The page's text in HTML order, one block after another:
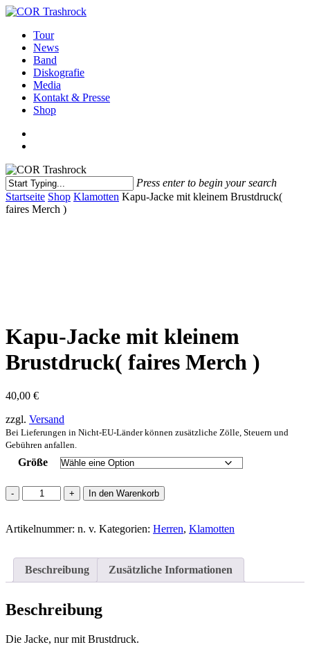
Skip
main
content
search
Menu
Tour
News
Band
Diskografie
Media
Kontakt & Presse
Shop
Press enter to begin your search
Close
Search
Startseite Shop Klamotten Kapu-Jacke mit kleinem Brustdruck(
faires Merch )
Kapu-Jacke mit kleinem
Brustdruck( faires Merch )
40,00 €
zzgl. Versand
Bei Lieferungen in Nicht-EU-Länder können zusätzliche Zölle, Steuern und
Gebühren anfallen.
Größe
Kapu-
Jacke
kleinem
Merch
)
In den Warenkorb
Artikelnummer: n. v. Kategorien: Herren, Klamotten
Beschreibung Zusätzliche Informationen
Beschreibung
Die Jacke, nur mit Brustdruck.